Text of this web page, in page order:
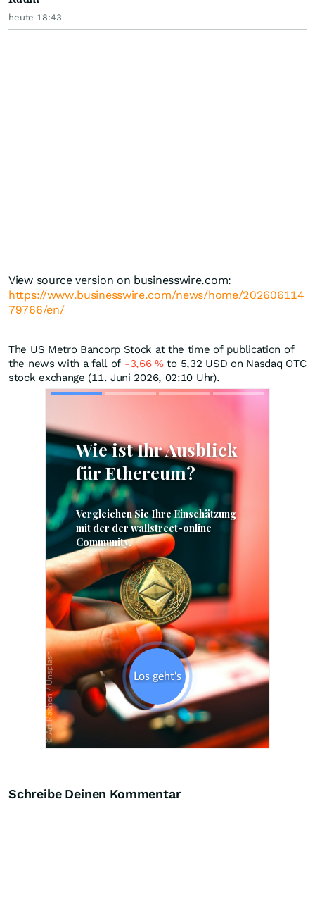
heute 18:43
View source version on businesswire.com:
https://www.businesswire.com/news/home/202606114
79766/en/
The US Metro Bancorp Stock at the time of publication of
the news with a fall of -3,66%to 5,32 USD on Nasdaq OTC
stock exchange (11. Juni 2026, 02:10 Uhr).
Schreibe Deinen Kommentar